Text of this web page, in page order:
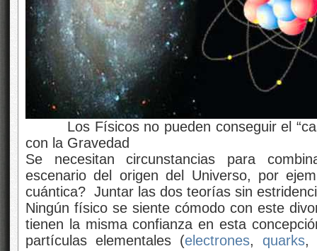
Los Físicos no pueden conseguir el
con la Gravedad
Se necesitan circunstancias para
escenario del origen del Universo, por
cuántica? Juntar las dos teorías sin
Ningún físico se siente cómodo con este
tienen la misma confianza en esta
partículas elementales (electrones, quarks,